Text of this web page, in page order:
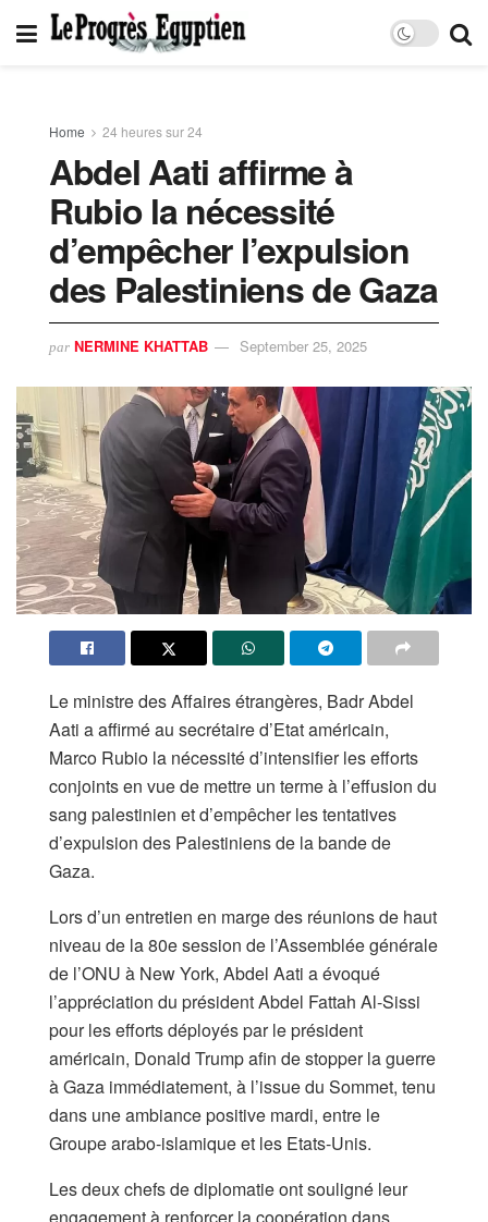
Home 24 heures sur 24
Abdel Aati affirme à
Rubio la nécessité
d’empêcher l’expulsion
des Palestiniens de Gaza
par NERMINE KHATTAB September 25, 2025
Le ministre des Affaires étrangères, Badr Abdel
Aati a affirmé au secrétaire d’Etat américain,
Marco Rubio la nécessité d’intensifier les efforts
conjoints en vue de mettre un terme à l’effusion du
sang palestinien et d’empêcher les tentatives
d’expulsion des Palestiniens de la bande de
Gaza.
Lors d’un entretien en marge des réunions de haut
niveau de la 80e session de l’Assemblée générale
de l’ONU à New York, Abdel Aati a évoqué
l’appréciation du président Abdel Fattah Al-Sissi
pour les efforts déployés par le président
américain, Donald Trump afin de stopper la guerre
à Gaza immédiatement, à l’issue du Sommet, tenu
dans une ambiance positive mardi, entre le
Groupe arabo-islamique et les Etats-Unis.
Les deux chefs de diplomatie ont souligné leur
engagement à renforcer la coopération dans